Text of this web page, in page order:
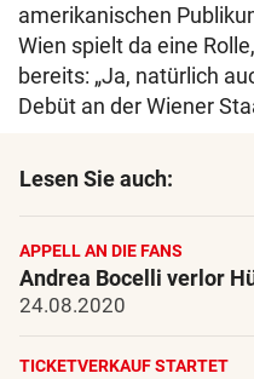
amerikanischen
Wien spielt da eine
bereits: „Ja, natürlich
Debüt an der Wiener
Lesen Sie auch:
APPELL AN DIE FANS
Andrea Bocelli verlor
24.08.2020
TICKETVERKAUF STARTET